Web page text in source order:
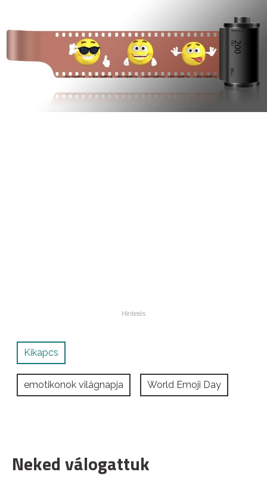
Kikapcs
emotikonok világnapja World Emoji Day
Neked válogattuk